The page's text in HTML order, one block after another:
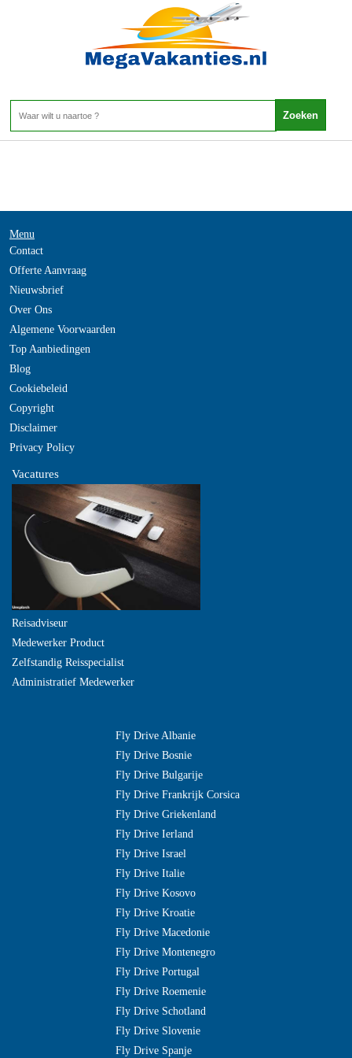
Home>
Menu
Contact
Offerte Aanvraag
Nieuwsbrief
Over Ons
Algemene Voorwaarden
Top Aanbiedingen
Blog
Cookiebeleid
Copyright
Disclaimer
Privacy Policy
Vacatures
Reisadviseur
Medewerker Product
Zelfstandig Reisspecialist
Administratief Medewerker
Fly Drive Albanie
Fly Drive Bosnie
Fly Drive Bulgarije
Fly Drive Frankrijk Corsica
Fly Drive Griekenland
Fly Drive Ierland
Fly Drive Israel
Fly Drive Italie
Fly Drive Kosovo
Fly Drive Kroatie
Fly Drive Macedonie
Fly Drive Montenegro
Fly Drive Portugal
Fly Drive Roemenie
Fly Drive Schotland
Fly Drive Slovenie
Fly Drive Spanje